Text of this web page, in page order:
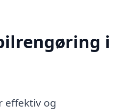
i
effektiv og